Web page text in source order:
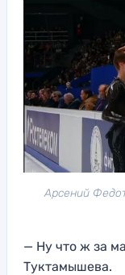
Арсений
— Ну что ж за
Туктамышева.